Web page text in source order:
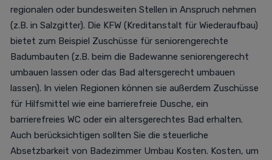
regionalen oder bundesweiten Stellen in Anspruch nehmen
(z.B. in Salzgitter). Die KFW (Kreditanstalt für Wiederaufbau)
bietet zum Beispiel Zuschüsse für seniorengerechte
Badumbauten (z.B. beim die Badewanne seniorengerecht
umbauen lassen oder das Bad altersgerecht umbauen
lassen). In vielen Regionen können sie außerdem Zuschüsse
für Hilfsmittel wie eine barrierefreie Dusche, ein
barrierefreies WC oder ein altersgerechtes Bad erhalten.
Auch berücksichtigen sollten Sie die steuerliche
Absetzbarkeit von Badezimmer Umbau Kosten. Kosten, um